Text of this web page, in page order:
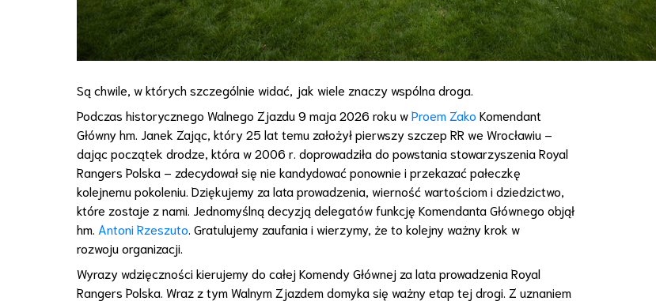
Są chwile, w których szczególnie widać, jak wiele znaczy wspólna droga.
Podczas historycznego Walnego Zjazdu 9 maja 2026 roku wProem Zako Komendant
Główny hm. Janek Zając, który 25 lat temu założył pierwszy szczep RR we Wrocławiu –
dając początek drodze, która w 2006 r. doprowadziła do powstania stowarzyszenia Royal
Rangers Polska – zdecydował się nie kandydować ponownie i przekazać pałeczkę
kolejnemu pokoleniu. Dziękujemy za lata prowadzenia, wierność wartościom i dziedzictwo,
które zostaje z nami. Jednomyślną decyzją delegatów funkcję Komendanta Głównego objął
hm. Antoni Rzeszuto . Gratulujemy zaufania i wierzymy, że to kolejny ważny krok w
rozwoju organizacji.
Wyrazy wdzięczności kierujemy do całej Komendy Głównej za lata prowadzenia Royal
Rangers Polska. Wraz z tym Walnym Zjazdem domyka się ważny etap tej drogi. Z uznaniem